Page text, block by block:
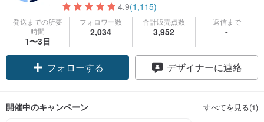
4.9(1,115)
発送までの所要
時間
1〜3日
フォロワー数
2,034
合計販売点数
3,952
返信まで
-
クーポン取得
フォローする
デザイナーに連絡
開催中のキャンペーン すべてを見る(1)